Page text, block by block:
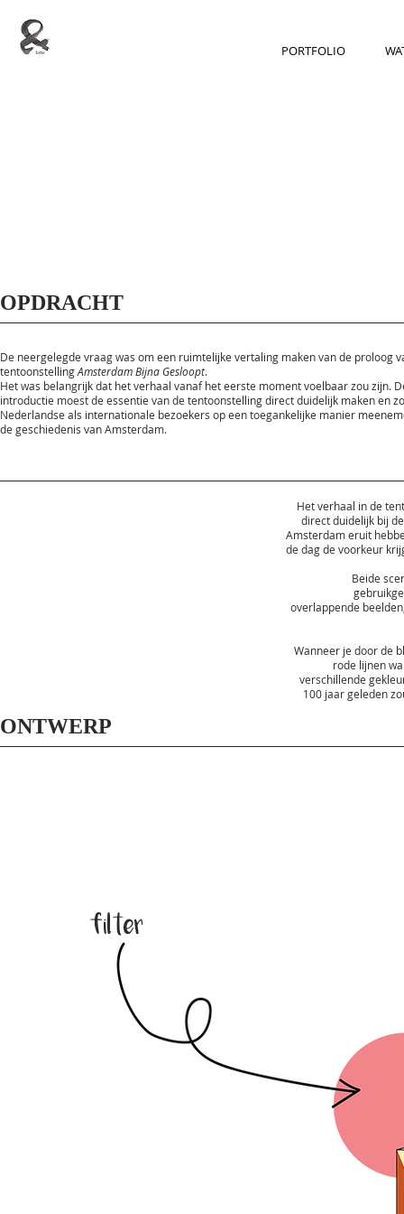
PORTFOLIO
OPDRACHT
De neergelegde vraag was om een ruimtelijke vertaling maken van de proloog
tentoonstellingAmsterdam Bijna Gesloopt.
Het was belangrijk dat het verhaal vanaf het eerste moment voelbaar zou zijn.
introductie moest de essentie van de tentoonstelling direct duidelijk maken en
Nederlandse als internationale bezoekers op een toegankelijke manier
de geschiedenis van Amsterdam.
Het verhaal in de
direct duidelijk bij
Amsterdam eruit
de dag de voorkeur
Beide
overlappende
Wanneer je door de
rode lijnen
verschillende
100 jaar geleden
ONTWERP
filter